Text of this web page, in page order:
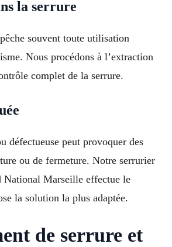
la serrure
souvent toute utilisation
Nous procédons à l’extraction
complet de la serrure.
défectueuse peut provoquer des
ou de fermeture. Notre serrurier
National Marseille effectue le
la solution la plus adaptée.
de serrure et